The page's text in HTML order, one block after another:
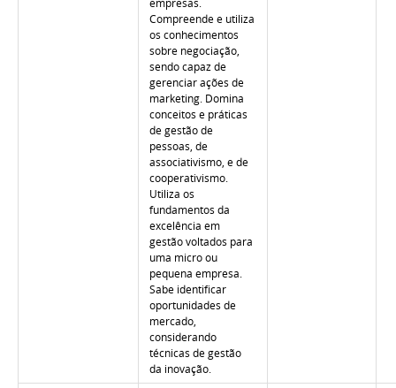
empresas.
Compreende e utiliza
os conhecimentos
sobre negociação,
sendo capaz de
gerenciar ações de
marketing. Domina
conceitos e práticas
de gestão de
pessoas, de
associativismo, e de
cooperativismo.
Utiliza os
fundamentos da
excelência em
gestão voltados para
uma micro ou
pequena empresa.
Sabe identificar
oportunidades de
mercado,
considerando
técnicas de gestão
da inovação.